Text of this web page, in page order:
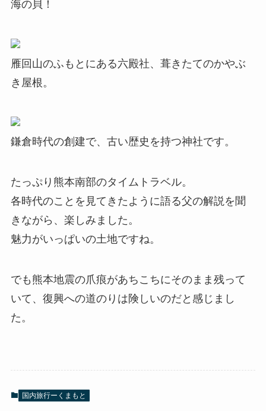
海の貝！
雁回山のふもとにある六殿社、葺きたてのかやぶ
き屋根。
鎌倉時代の創建で、古い歴史を持つ神社です。
たっぷり熊本南部のタイムトラベル。
各時代のことを見てきたように語る父の解説を聞
きながら、楽しみました。
魅力がいっぱいの土地ですね。
でも熊本地震の爪痕があちこちにそのまま残って
いて、復興への道のりは険しいのだと感じまし
た。
国内旅行ーくまもと